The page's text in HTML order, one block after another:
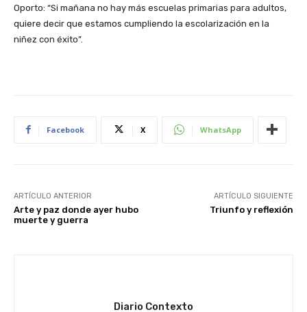
Oporto: “Si mañana no hay más escuelas primarias para adultos,
quiere decir que estamos cumpliendo la escolarización en la
niñez con éxito”.
Facebook X WhatsApp
ARTÍCULO ANTERIOR
Arte y paz donde ayer hubo
muerte y guerra
ARTÍCULO SIGUIENTE
Triunfo y reflexión
Diario Contexto